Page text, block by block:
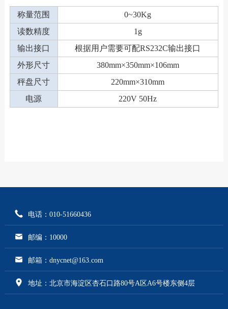
称量范围
0~30Kg
读数精度
1g
输出接口
根据用户需要可配RS232C输出接口
外形尺寸
380mm×350mm×106mm
秤盘尺寸
220mm×310mm
电源
220V 50Hz
电话：010-51660436
邮编：10000
邮箱：dnycnet@163.com
地址：北京市海淀区杏石口路80号A区A6号楼东侧4层